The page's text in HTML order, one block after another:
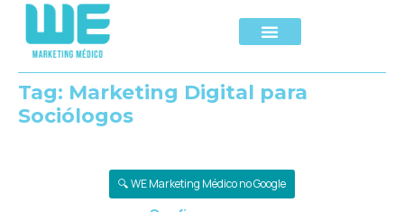
Tag: Marketing Digital para
Sociólogos
🔍 WE Marketing Médico no Google